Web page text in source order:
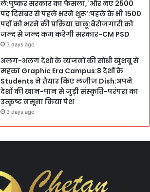
लें:पुष्कर सरकार का फैसला,`और नए 2500
पद दिसंबर से पहले भरने शुरू’:पहले के भी 1500
पदों को भरने की प्रक्रिया चालू:बेरोजगारी को
जल्द से जल्द कम करेगी सरकार-CM PSD
3 days ago
अलग-अलग देशों के व्यंजनों की सोंधी खुशबू से
महका Graphic Era Campus:8 देशों के
Students ने तैयार किए लजीज Dish:अपने
देशों की खान-पान से जुड़ी संस्कृति-परंपरा का
उत्कृष्ट नमूना किया पेश
3 days ago